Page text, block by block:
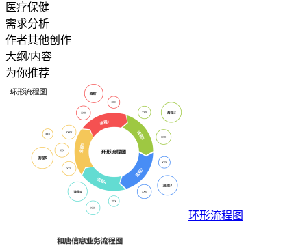
医疗保健
需求分析
作者其他创作
大纲/内容
为你推荐
环形流程图